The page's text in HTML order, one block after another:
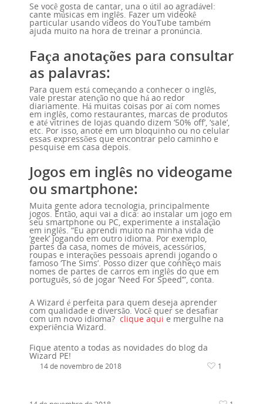
Se você gosta de cantar, una o útil ao agradável:
cante músicas em inglês. Fazer um videokê
particular usando vídeos do YouTube também
ajuda muito na hora de treinar a pronúncia.
Faça anotações para consultar
as palavras:
Para quem está começando a conhecer o inglês,
vale prestar atenção no que há ao redor
diariamente. Há muitas coisas por aí com nomes
em inglês, como restaurantes, marcas de produtos
e até vitrines de lojas quando dizem ‘50% off’, ‘sale’,
etc. Por isso, anote em um bloquinho ou no celular
essas expressões que encontrar pelo caminho e
pesquise em casa depois.
Jogos em inglês no videogame
ou smartphone:
Muita gente adora tecnologia, principalmente
jogos. Então, aqui vai a dica: ao instalar um jogo em
seu smartphone ou PC, experimente a instalação
em inglês. “Eu aprendi muito na minha vida de
‘geek’ jogando em outro idioma. Por exemplo,
partes da casa, nomes de móveis, acessórios,
roupas e interações pessoais aprendi jogando o
famoso ‘The Sims’. Posso dizer que conheço mais
nomes de partes de carros em inglês do que em
português, só de jogar ‘Need For Speed’”, conta.
A Wizard é perfeita para quem deseja aprender
com qualidade e diversão. Você quer se desafiar
com um novo idioma? clique aqui e mergulhe na
experiência Wizard.
Fique atento a todas as novidades do blog da
Wizard PE!
14 de novembro de 2018 1